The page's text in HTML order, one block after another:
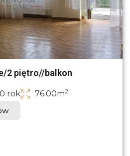
2 piętro//balkon
rok 76.00m2